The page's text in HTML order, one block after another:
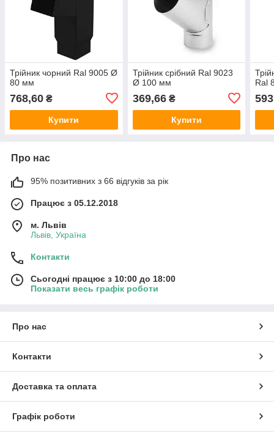
Трійник чорний Ral 9005 Ø
80 мм
768,60 ₴
Купити
Трійник срібний Ral 9023
Ø 100 мм
369,66₴
Купити
Ral
Про нас
95% позитивних з 66 відгуків за рік
Працює з 05.12.2018
м. Львів
Львів, Україна
Контакти
Сьогодні працює з 10:00 до 18:00
Показати весь графік роботи
Про нас
Контакти
Доставка та оплата
Графік роботи